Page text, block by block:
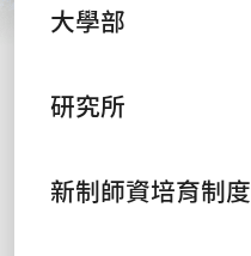
大學部
研究所
新制師資培育制度